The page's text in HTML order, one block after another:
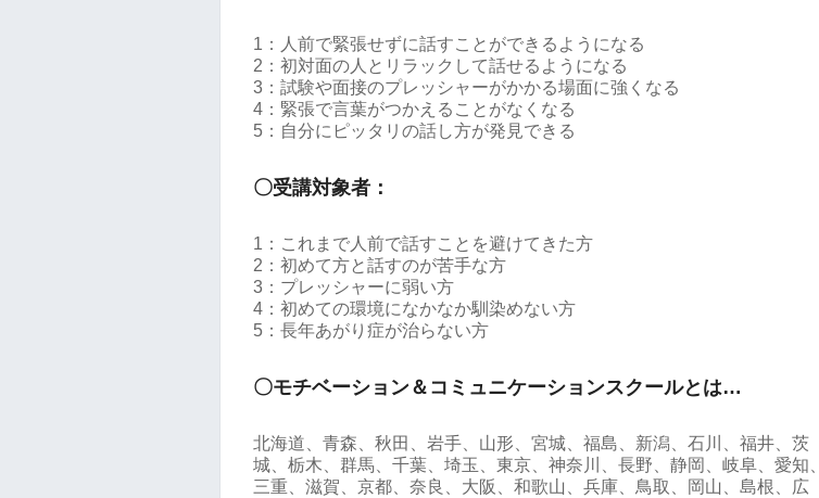
1：人前で緊張せずに話すことができるようになる
2：初対面の人とリラックして話せるようになる
3：試験や面接のプレッシャーがかかる場面に強くなる
4：緊張で言葉がつかえることがなくなる
5：自分にピッタリの話し方が発見できる
〇受講対象者：
1：これまで人前で話すことを避けてきた方
2：初めて方と話すのが苦手な方
3：プレッシャーに弱い方
4：初めての環境になかなか馴染めない方
5：長年あがり症が治らない方
〇モチベーション＆コミュニケーションスクールとは…
北海道、青森、秋田、岩手、山形、宮城、福島、新潟、石川、福井、茨
城、栃木、群馬、千葉、埼玉、東京、神奈川、長野、静岡、岐阜、愛知、
三重、滋賀、京都、奈良、大阪、和歌山、兵庫、鳥取、岡山、島根、広